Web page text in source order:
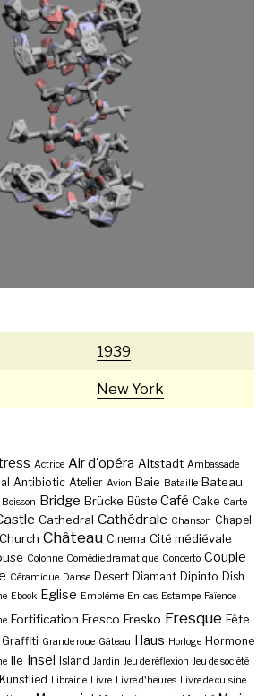
1939
New York
Actrice Air d'opéra Altstadt Ambassade
Antibiotic Atelier Avion Baie Bataille Bateau
Boisson Bridge Brücke Büste Café Cake Carte
Cathedral Cathédrale Chanson Chapel
Church Château Cinema Cité médiévale
Colonne Comédie dramatique Concerto Couple
Céramique Danse Desert Diamant Dipinto Dish
Ebook Eglise Emblème En-cas Estampe Faïence
Fortification Fresco Fresko Fresque Fête
Graffiti Grande roue Gâteau Haus Horloge Hormone
Ile Insel Island Jardin Jeu de réflexion Jeu de société
Kunstlied Librairie Livre Livre d'heures Livre de cuisine